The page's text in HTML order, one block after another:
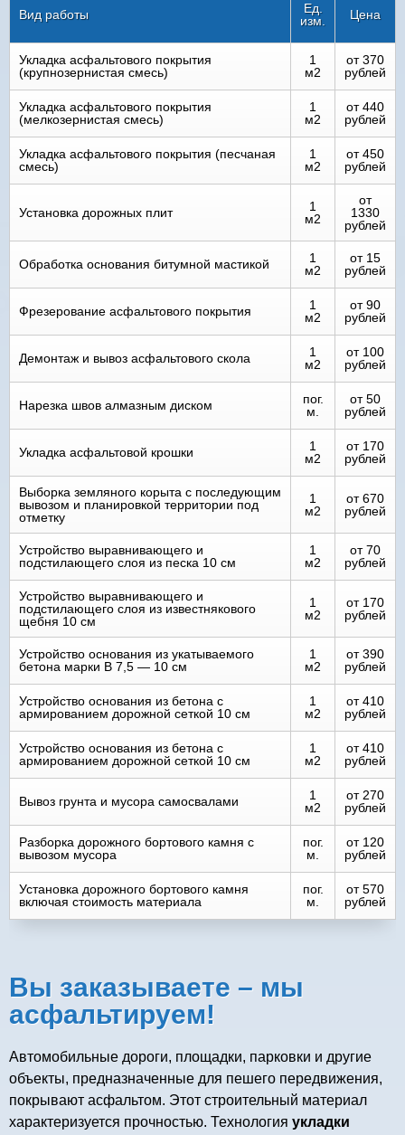
Вид работы
Ед.
изм.
Цена
Укладка асфальтового покрытия
(крупнозернистая смесь)
1
м2
от 370
рублей
Укладка асфальтового покрытия
(мелкозернистая смесь)
1
м2
от 440
рублей
Укладка асфальтового покрытия (песчаная
смесь)
1
м2
от 450
рублей
Установка дорожных плит
1
м2
от
1330
рублей
Обработка основания битумной мастикой
1
м2
от 15
рублей
Фрезерование асфальтового покрытия
1
м2
от 90
рублей
Демонтаж и вывоз асфальтового скола
1
м2
от 100
рублей
Нарезка швов алмазным диском
пог.
м.
от 50
рублей
Укладка асфальтовой крошки
1
м2
от 170
рублей
Выборка земляного корыта с последующим
вывозом и планировкой территории под
отметку
1
м2
от 670
рублей
Устройство выравнивающего и
подстилающего слоя из песка 10 см
1
м2
от 70
рублей
Устройство выравнивающего и
подстилающего слоя из известнякового
щебня 10 см
1
м2
от 170
рублей
Устройство основания из укатываемого
бетона марки B 7,5 — 10 см
1
м2
от 390
рублей
Устройство основания из бетона с
армированием дорожной сеткой 10 см
1
м2
от 410
рублей
Устройство основания из бетона с
армированием дорожной сеткой 10 см
1
м2
от 410
рублей
Вывоз грунта и мусора самосвалами
1
м2
от 270
рублей
Разборка дорожного бортового камня с
вывозом мусора
пог.
м.
от 120
рублей
Установка дорожного бортового камня
включая стоимость материала
пог.
м.
от 570
рублей
Вы заказываете – мы
асфальтируем!
Автомобильные дороги, площадки, парковки и другие
объекты, предназначенные для пешего передвижения,
покрывают асфальтом. Этот строительный материал
характеризуется прочностью. Технология укладки